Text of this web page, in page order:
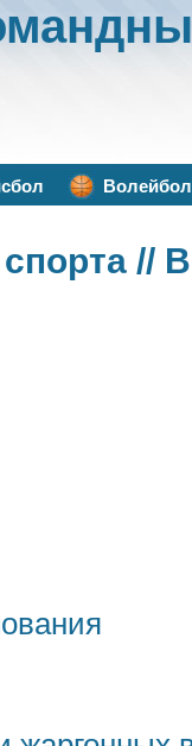
Волейбол
//